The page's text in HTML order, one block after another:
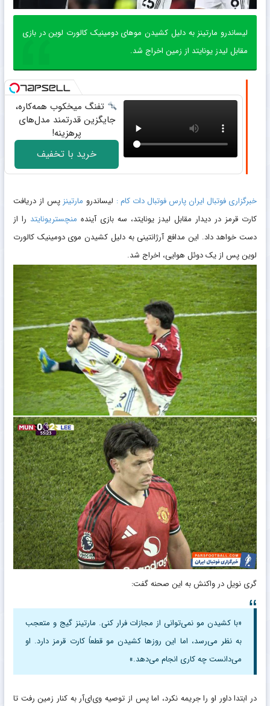
لیساندرو مارتینز به دلیل کشیدن موهای دومینیک کالورت لوین در بازی
مقابل لیدز یونایتد از زمین اخراج شد.
تفنگ میخکوب همه‌کاره،
جایگزین قدرتمند مدل‌های
پرهزینه!
خرید با تخفیف
خبرگزاری فوتبال ایران پارس فوتبال دات کام : لیساندرو مارتینزپس از دریافت
کارت قرمز در دیدار مقابل لیدز یونایتد، سه بازی آینده منچستریونایتد را از
دست خواهد داد. این مدافع آرژانتینی به دلیل کشیدن موی دومینیک کالورت
لوین پس از یک دوئل هوایی، اخراج شد.
گری نویل در واکنش به این صحنه گفت:
«با کشیدن مو نمی‌توانی از مجازات فرار کنی. مارتینز گیج و متعجب
به نظر می‌رسد، اما این روزها کشیدن مو قطعاً کارت قرمز دارد. او
می‌دانست چه کاری انجام می‌دهد.»
در ابتدا داور او را جریمه نکرد، اما پس از توصیه وی‌ای‌آر به کنار زمین رفت تا